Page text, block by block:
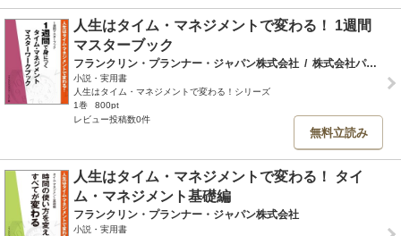
人生はタイム・マネジメントで変わる！ 1週間
マスターブック
フランクリン・プランナー・ジャパン株式会社 / 株式会社パトス
小説・実用書
人生はタイム・マネジメントで変わる！シリーズ
1巻
800pt
レビュー投稿数0件
無料立読み
人生はタイム・マネジメントで変わる！ タイ
ム・マネジメント基礎編
フランクリン・プランナー・ジャパン株式会社
小説・実用書